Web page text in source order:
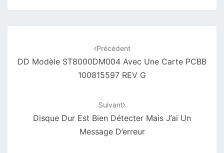
Précédent
DD Modèle ST8000DM004 Avec Une Carte PCBB
100815597 REV G
Suivant
Disque Dur Est Bien Détecter Mais J’ai Un
Message D’erreur